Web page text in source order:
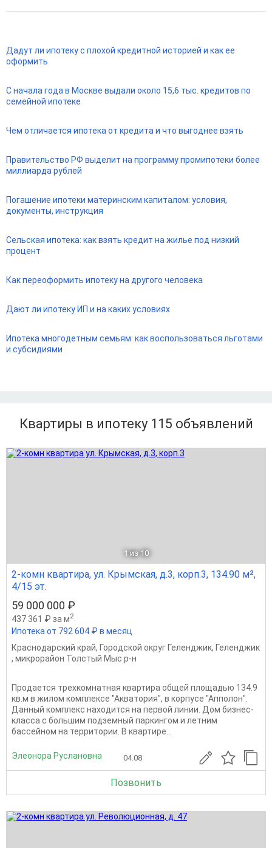
Дадут ли ипотеку с плохой кредитной историей и как ее
оформить
С начала года в Москве выдали около 15,6 тыс. кредитов по
семейной ипотеке
Чем отличается ипотека от кредита и что выгоднее взять
Правительство РФ выделит на программу промипотеки более
миллиарда рублей
Погашение ипотеки материнским капиталом: условия,
документы, инструкция
Сельская ипотека: как взять кредит на жилье под низкий
процент
Как переоформить ипотеку на другого человека
Дают ли ипотеку ИП и на каких условиях
Ипотека многодетным семьям: как воспользоваться льготами
и субсидиями
Квартиры в ипотеку 115 объявлений
1 из 10
2-комн квартира, ул. Крымская, д.3, корп.3, 134.90 м²,
4/15 эт.
59 000 000 ₽
437 361 ₽ за м2
Ипотека от 792 604 ₽ в месяц
Краснодарский край, Городской округ Геленджик, Геленджик
, микрорайон Толстый Мыс р-н
Продается трехкомнатная квартира общей площадью 134.9
кв.м в жилом комплексе "Акватория", в корпусе "Апполон".
Данный комплекс находится на первой линии. Дом бизнес-
класса с большим подземный паркингом и летним
бассейном на территории. В квартире...
Элеонора Руслановна 04.08
Позвонить